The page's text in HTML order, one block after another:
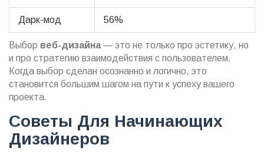
Дарк-мод 56%
Выбор веб-дизайна— это не только про эстетику, но
и про стратегию взаимодействия с пользователем.
Когда выбор сделан осознанно и логично, это
становится большим шагом на пути к успеху вашего
проекта.
Советы Для Начинающих
Дизайнеров